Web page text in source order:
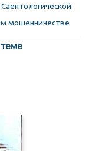
мошенничестве